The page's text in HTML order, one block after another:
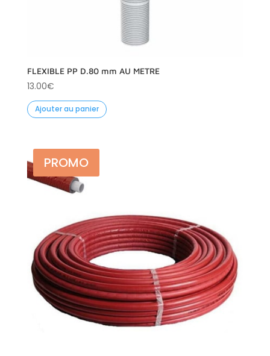
FLEXIBLE PP D.80 mm AU METRE
13.00€
Ajouter au panier
PROMO